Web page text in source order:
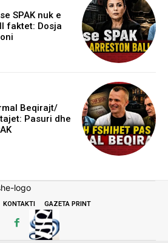
SPAK nuk e
faktet: Dosja
Beqirajt/
Pasuri dhe
KONTAKTI GAZETA PRINT